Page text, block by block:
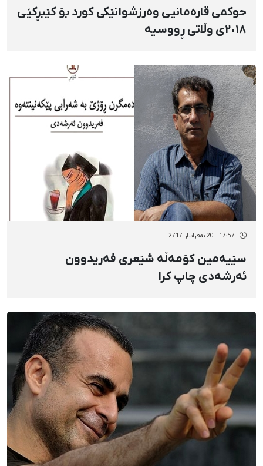
حوکمی قارەمانیی وەرزشوانێکی کورد بۆ کێبڕکێی
٢٠١٨ی وڵاتی ڕووسیە
17:57 - 20 بەفرانبار 2717
سێیەمین کۆمەڵە شێعری فەریدوون
ئەرشەدی چاپ کرا